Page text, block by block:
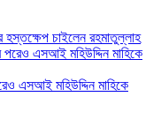
হস্তক্ষেপ চাইলেন রহমাতুল্লাহ
এসআই মহিউদ্দিন মাহিকে